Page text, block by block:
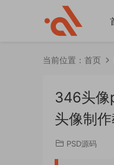
当前位置： 首页
346头像
头像制
PSD源码